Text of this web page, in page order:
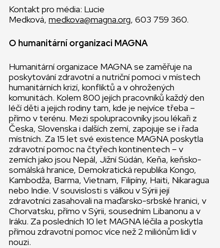
Kontakt pro média: Lucie
Medková, medkova@magna.org, 603 759 360.
O humanitární organizaci MAGNA
Humanitární organizace MAGNA se zaměřuje na
poskytování zdravotní a nutriční pomoci v místech
humanitárních krizí, konfliktů a v ohrožených
komunitách. Kolem 800 jejích pracovníků každý den
léčí děti a jejich rodiny tam, kde je nejvíce třeba –
přímo v terénu. Mezi spolupracovníky jsou lékaři z
Česka, Slovenska i dalších zemí, zapojuje se i řada
místních. Za 15 let své existence MAGNA poskytla
zdravotní pomoc na čtyřech kontinentech – v
zemích jako jsou Nepál, Jižní Súdán, Keňa, keňsko-
somálská hranice, Demokratická republika Kongo,
Kambodža, Barma, Vietnam, Filipíny, Haiti, Nikaragua
nebo Indie. V souvislosti s válkou v Sýrii její
zdravotníci zasahovali na maďarsko-srbské hranici, v
Chorvatsku, přímo v Sýrii, sousedním Libanonu a v
Iráku. Za posledních 10 let MAGNA léčila a poskytla
přímou zdravotní pomoc více než 2 miliónům lidí v
nouzi.